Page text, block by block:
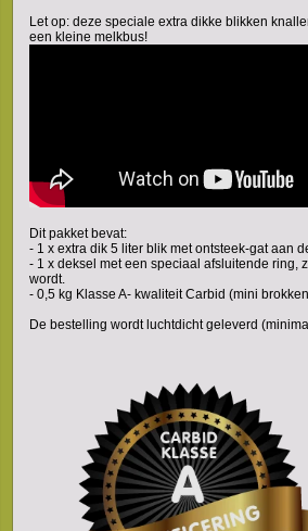
Let op: deze speciale extra dikke blikken
een kleine melkbus!
Dit pakket bevat:
- 1 x extra dik 5 liter blik met ontsteek-gat aan
- 1 x deksel met een speciaal afsluitende ring,
wordt.
- 0,5 kg Klasse A- kwaliteit Carbid (mini
De bestelling wordt luchtdicht geleverd